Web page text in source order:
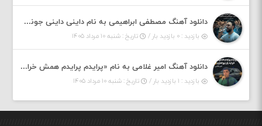
دانلود آهنگ مصطفی ابراهیمی به نام داینی داینی جونم قربون پنج تیر پرونم
بازدید : ۰ بازدید بار / تاریخ : شنبه ۱۰ مرداد ۱۴۰۵
دانلود آهنگ امیر غلامی به نام «پرایدم پرایدم همش خرابه یار نیو کنارم دیگه پولی نداروم (ریمیکس اینستاگرام)»
بازدید : ۱ بازدید بار / تاریخ : شنبه ۱۰ مرداد ۱۴۰۵